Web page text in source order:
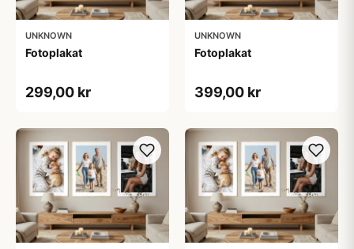
UNKNOWN
Fotoplakat
299,00 kr
UNKNOWN
Fotoplakat
399,00 kr